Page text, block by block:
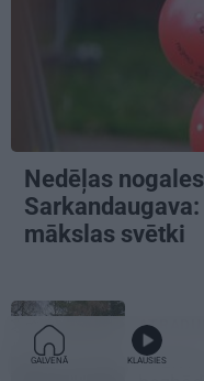
Nedēļas
mākslas svētki
GALVENĀ KLAUSIES